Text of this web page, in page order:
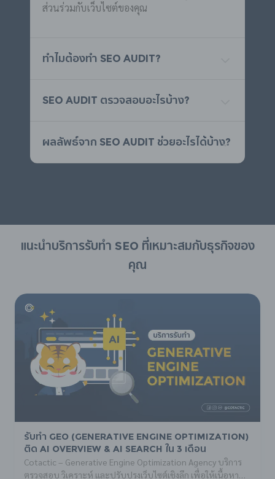
ส่วนร่วมกับเว็บไซต์ของคุณ
ทำไมต้องทำ SEO Audit?
SEO Audit ตรวจสอบอะไรบ้าง?
ผลลัพธ์จาก SEO Audit ช่วยอะไรได้บ้าง?
แนะนำบริการรับทำ SEO ที่เหมาะสมกับธุรกิจของ
คุณ
รับทำ GEO (Generative Engine Optimization)
ติด AI Overview & AI Search ใน 3 เดือน
Cotactic – Generative Engine Optimization Agency บริการ
ตรวจสอบ วิเคราะห์ และปรับปรุงเว็บไซต์เชิงลึก เพื่อให้เนื้อหา